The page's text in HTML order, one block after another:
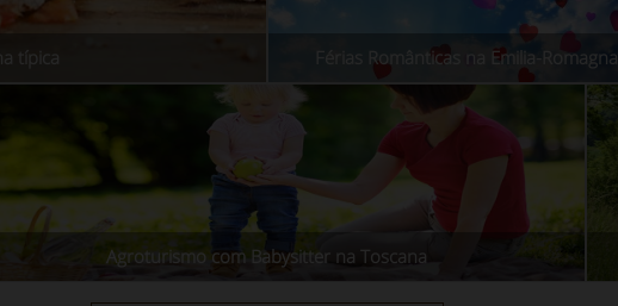
típica Férias Românticas na Emilia-Romagna
Agroturismo com Babysitter na Toscana